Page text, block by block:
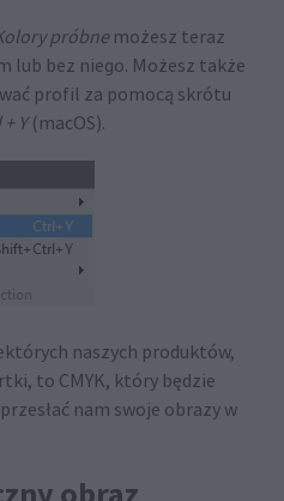
próbne możesz teraz
lub bez niego. Możesz także
profil za pomocą skrótu
Y(macOS).
naszych produktów,
to CMYK, który będzie
nam swoje obrazy w